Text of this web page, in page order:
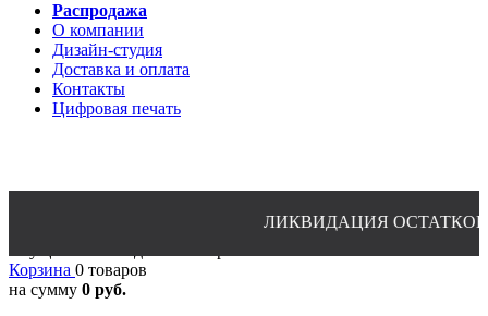
Распродажа
О компании
Дизайн-студия
Доставка и оплата
Контакты
Цифровая печать
ЛИКВИДАЦИЯ ОСТАТКОВ
8(4932)24-51-34 (многоканальный)
Корзина 0 товаров
на сумму 0 руб.